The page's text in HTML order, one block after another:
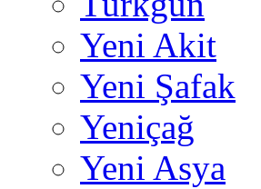
Yeni Akit
Yeni Şafak
Yeniçağ
Yeni Asya